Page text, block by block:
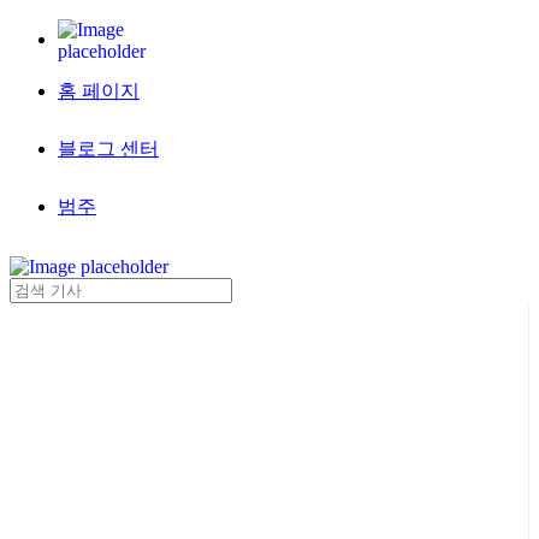
홈 페이지
블로그 센터
범주